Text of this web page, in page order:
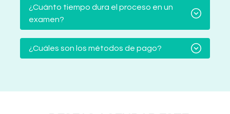
¿Cuánto tiempo dura el proceso en un
examen?
¿Cuáles son los métodos de pago?